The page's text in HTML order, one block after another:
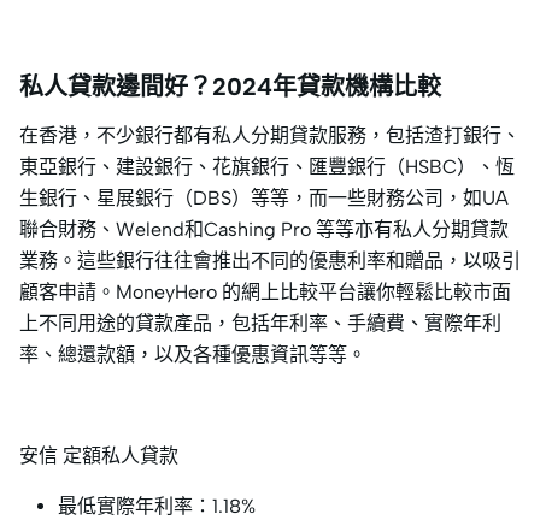
私人貸款邊間好？2024年貸款機構比較
在香港，不少銀行都有私人分期貸款服務，包括渣打銀行、
東亞銀行、建設銀行、花旗銀行、匯豐銀行（HSBC）、恆
生銀行、星展銀行（DBS）等等，而一些財務公司，如UA
聯合財務、Welend和Cashing Pro 等等亦有私人分期貸款
業務。這些銀行往往會推出不同的優惠利率和贈品，以吸引
顧客申請。MoneyHero 的網上比較平台讓你輕鬆比較市面
上不同用途的貸款產品，包括年利率、手續費、實際年利
率、總還款額，以及各種優惠資訊等等。
安信 定額私人貸款
最低實際年利率：1.18%